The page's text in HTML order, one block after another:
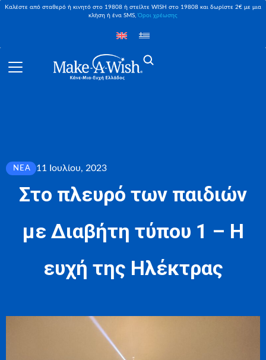
Καλέστε από σταθερό ή κινητό στο 19808 ή στείλτε WISH στο 19808 και δωρίστε 2€ με μια
κλήση ή ένα SMS,Όροι χρέωσης
ΝΈΑ 11 Ιουλίου, 2023
Στο πλευρό των παιδιών
με Διαβήτη τύπου 1 – Η
ευχή της Ηλέκτρας